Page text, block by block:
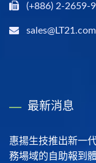
(+886) 2-2659-
最新消息
惠揚生技推出新一
務場域的自助報到